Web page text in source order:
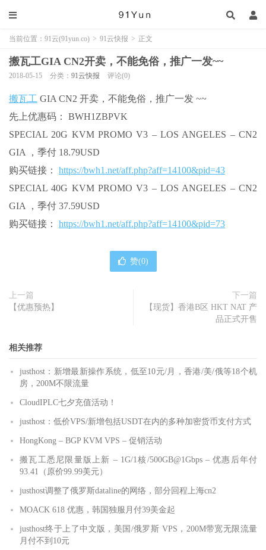
当前位置： 91云(91yun.co) > 91云快报 > 正文
搬瓦工GIA CN2开卖，不能免俗，推广一发~~
2018-05-15 分类： 91云快报 评论(0)
搬瓦工 GIA CN2 开卖，不能免俗，推广一发 ~~
先上优惠码： BWH1ZBPVK
SPECIAL 20G KVM PROMO V3 – LOS ANGELES – CN2
GIA ，季付 18.79USD
购买链接： https://bwh1.net/aff.php?aff=14100&pid=43
SPECIAL 40G KVM PROMO V3 – LOS ANGELES – CN2
GIA ，季付 37.59USD
购买链接： https://bwh1.net/aff.php?aff=14100&pid=73
赞(0)
上一篇
【优惠预热】
下一篇
【现货】香港B区 HKT NAT 产
品正式开售
相关推荐
justhost：新增最新操作系统，低至10元/月，香港/美/俄等18个机
房，200M不限流量
CloudIPLC七夕充值活动！
justhost：低价VPS/新增包括USDT在内的多种加密货币支付方式
HongKong – BGP KVM VPS – 促销活动
搬瓦工悉尼限量版上新 – 1G/1核/500GB@1Gbps – 优惠后年付
93.41（原价99.99美元）
justhost调整了俄罗斯dataline的网络，部分回程上海cn2
MOACK 618 优惠，韩国独服月付39美金起
justhost终于上了中文版，美国/俄罗斯 VPS，200M带宽无限流量
月付不到10元